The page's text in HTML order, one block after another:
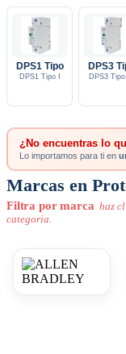
DPS1 Tipo
DPS1 Tipo I
DPS3
DPS3 Tipo
¿No encuentras lo
Lo importamos para ti en
Marcas en
Filtra por marca haz
categoria.